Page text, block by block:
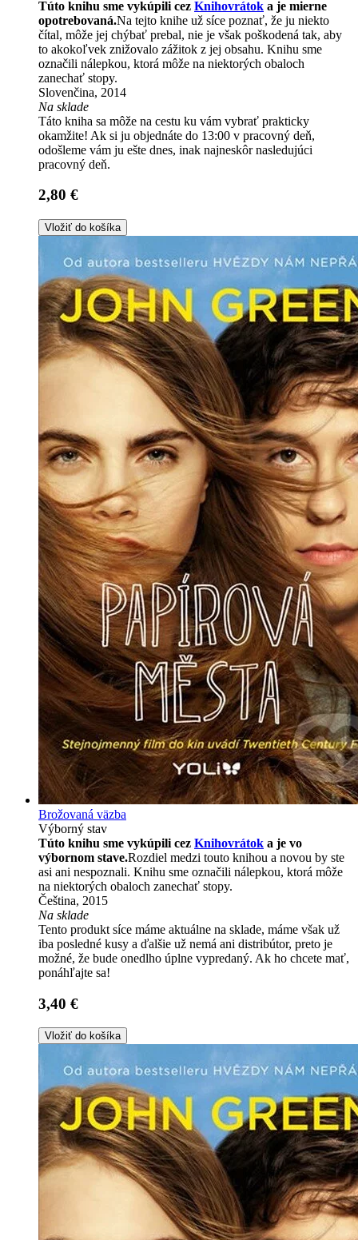
Túto knihu sme vykúpili cez Knihovrátok a je mierne
opotrebovaná.Na tejto knihe už síce poznať, že ju niekto
čítal, môže jej chýbať prebal, nie je však poškodená tak, aby
to akokoľvek znižovalo zážitok z jej obsahu. Knihu sme
označili nálepkou, ktorá môže na niektorých obaloch
zanechať stopy.
Slovenčina, 2014
Na sklade
Táto kniha sa môže na cestu ku vám vybrať prakticky
okamžite! Ak si ju objednáte do 13:00 v pracovný deň,
odošleme vám ju ešte dnes, inak najneskôr nasledujúci
pracovný deň.
2,80 €
Vložiť do košíka
Brožovaná väzba
Výborný stav
Túto knihu sme vykúpili cez Knihovrátok a je vo
výbornom stave.Rozdiel medzi touto knihou a novou by ste
asi ani nespoznali. Knihu sme označili nálepkou, ktorá môže
na niektorých obaloch zanechať stopy.
Čeština, 2015
Na sklade
Tento produkt síce máme aktuálne na sklade, máme však už
iba posledné kusy a ďalšie už nemá ani distribútor, preto je
možné, že bude onedlho úplne vypredaný. Ak ho chcete mať,
ponáhľajte sa!
3,40 €
Vložiť do košíka